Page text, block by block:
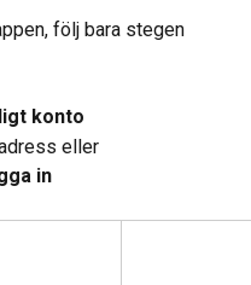
följ bara stegen
konto
eller
in